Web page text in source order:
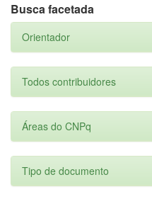
Busca facetada
Orientador
Todos contribuidores
Áreas do CNPq
Tipo de documento